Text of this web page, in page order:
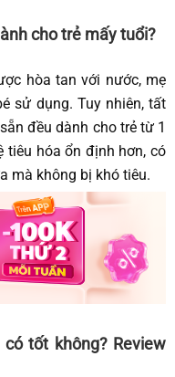
cho trẻ mấy tuổi?
hòa tan với nước, mẹ
sử dụng. Tuy nhiên, tất
đều dành cho trẻ từ 1
tiêu hóa ổn định hơn, có
mà không bị khó tiêu.
có tốt không? Review